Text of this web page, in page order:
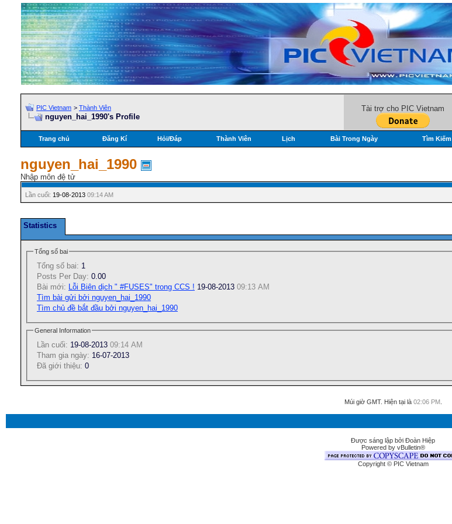
PIC Vietnam > Thành Viên
nguyen_hai_1990's Profile
Tài trợ cho PIC Vietnam
Trang chủ Đăng Kí Hỏi/Ðáp Thành Viên Lịch Bài Trong Ngày Tìm Kiếm
nguyen_hai_1990
Nhập môn đệ tử
Lần cuối: 19-08-2013 09:14 AM
Statistics
Tổng số bai
Tổng số bai: 1
Posts Per Day: 0.00
Bài mới: Lỗi Biên dịch " #FUSES" trong CCS ! 19-08-2013 09:13 AM
Tìm bài gửi bởi nguyen_hai_1990
Tìm chủ đề bắt đầu bởi nguyen_hai_1990
General Information
Lần cuối: 19-08-2013 09:14 AM
Tham gia ngày: 16-07-2013
Ðã giới thiệu: 0
Múi giờ GMT. Hiện tại là 02:06 PM.
Được sáng lập bởi Đoàn Hiệp
Powered by vBulletin®
Copyright © PIC Vietnam